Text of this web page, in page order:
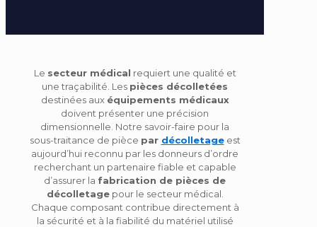
Le secteur médical requiert une qualité et
une traçabilité. Les pièces décolletées
destinées aux équipements médicaux
doivent présenter une précision
dimensionnelle. Notre savoir-faire pour la
sous-traitance de pièce par décolletageest
aujourd’hui reconnu par les donneurs d’ordre
recherchant un partenaire fiable et capable
d’assurer la fabrication de pièces de
décolletagepour le secteur médical.
Chaque composant contribue directement à
la sécurité et à la fiabilité du matériel utilisé